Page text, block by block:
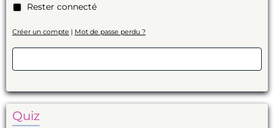
Rester connecté
Créer un compte | Mot de passe perdu ?
Quiz